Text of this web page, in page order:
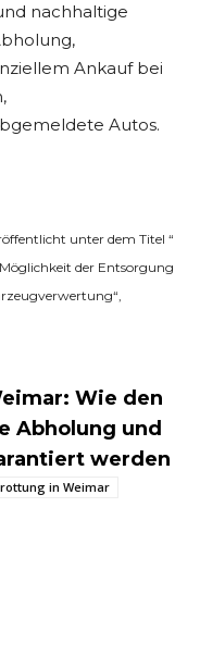
nachhaltige
Ankauf bei
Autos.
unter dem Titel “
der Entsorgung
Wie den
Abholung und
werden
in Weimar